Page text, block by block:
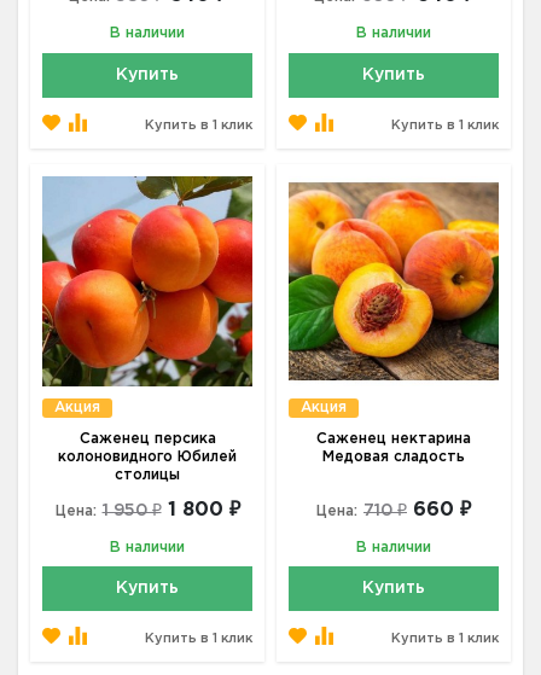
В наличии
Купить
Купить в 1 клик
В наличии
Купить
Купить в 1 клик
Акция
Саженец персика
колоновидного Юбилей
столицы
Цена: 1 950 ₽ 1 800 ₽
В наличии
Купить
Купить в 1 клик
Акция
Саженец нектарина
Медовая сладость
Цена: 710 ₽ 660 ₽
В наличии
Купить
Купить в 1 клик